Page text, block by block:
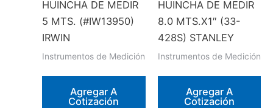
HUINCHA DE MEDIR
5 MTS. (#IW13950)
IRWIN
Instrumentos de Medición
Agregar A
Cotización
HUINCHA DE MEDIR
8.0 MTS.X1″ (33-
428S) STANLEY
Instrumentos de Medición
Agregar A
Cotización